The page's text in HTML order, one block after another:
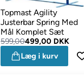
Topmast Agility
Justerbar Spring Med
Mål Komplet Sæt
599,00499,00 DKK
Læg i kurv